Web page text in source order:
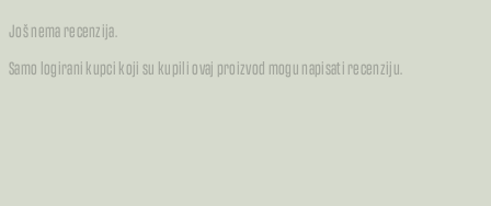
Još nema recenzija.
Samo logirani kupci koji su kupili ovaj proizvod mogu napisati recenziju.